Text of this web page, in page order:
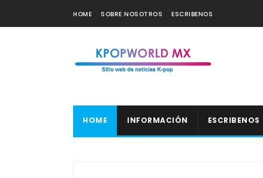
HOME SOBRE NOSOTROS ESCRIBENOS
HOME INFORMACIÓN ESCRIBENOS